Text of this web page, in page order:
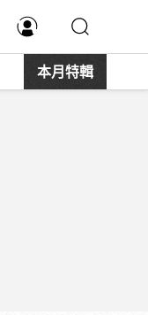
本月特輯